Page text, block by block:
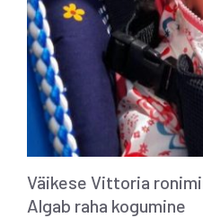
Väikese Vittoria
Algab raha kogumine